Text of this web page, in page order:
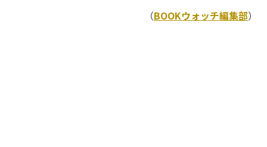
（BOOKウォッチ編集部）